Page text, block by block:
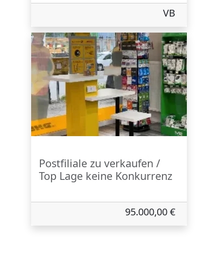
VB
Postfiliale zu verkaufen /
Top Lage keine Konkurrenz
95.000,00 €